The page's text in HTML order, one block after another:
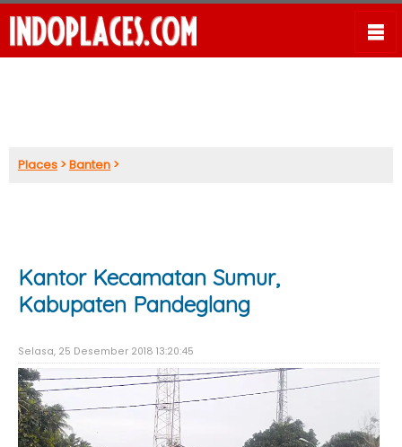
Places >Banten >
Kantor Kecamatan Sumur,
Kabupaten Pandeglang
Selasa, 25 Desember 2018 13:20:45